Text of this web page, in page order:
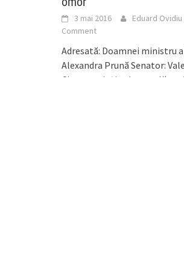
3 mai 2016
Eduard Ovidiu
Comment
Adresată: Doamnei ministru
Alexandra Prună Senator:
Circumscripția electorală: nr.